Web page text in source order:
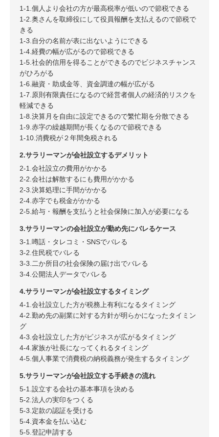
1-1.個人より会社の方が最高税率が低いので節税できる
1-2.奥さんを取締役にして役員報酬を支払えるので節税で
きる
1-3.自分の名前が表に出ないようにできる
1-4.経費の幅が広がるので節税できる
1-5.社会的信用を得ることができるのでビジネスチャンス
がひろがる
1-6.融資・助成金等、資金調達の幅が広がる
1-7.原則有限責任になるので経営者個人の経済的リスクを
軽減できる
1-8.決算月を自由に設定できるので繁忙期を分散できる
1-9.赤字の繰越期間が長くなるので節税できる
1-10.消費税が２年間免税される
2.サラリーマンが会社設立するデメリット
2-1.会社設立の費用がかかる
2-2.会社は解散するにも費用がかかる
2-3.決算処理に手間がかかる
2-4.赤字でも税金がかかる
2-5.給与・報酬を支払うと社会保険に加入が必要になる
3.サラリーマンの会社設立が勤め先にバレるケース
3-1.噂話・タレコミ・SNSでバレる
3-2.住民税でバレる
3-3.二か所目の社会保険の届け出でバレる
3-4.公開法人データでバレる
4.サラリーマンが会社設立するタイミング
4-1.会社設立した方が税務上有利になるタイミング
4-2.勤め先の副業に対する方針が明らかになったタイミン
グ
4-3.会社設立した方がビジネスが広がるタイミング
4-4.家族が社長になってくれるタイミング
4-5.個人事業で消費税の納税義務が発生するタイミング
5.サラリーマンが会社設立する手続きの流れ
5-1.設立する会社の基本事項を決める
5-2.法人の実印をつくる
5-3.定款の認証を受ける
5-4.資本金を払い込む
5-5.登記申請する